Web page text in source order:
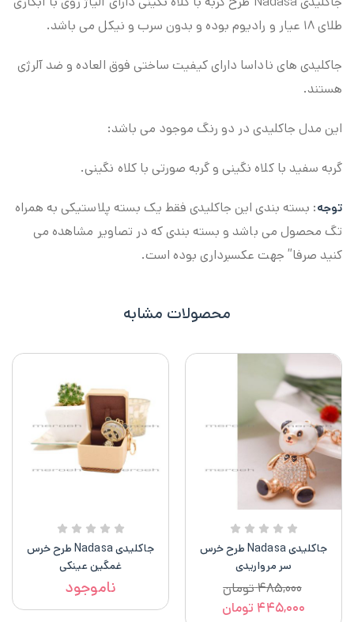
طلای ۱۸ عیار و رادیوم بوده و بدون سرب و نیکل می باشد.
جاکلیدی های ناداسا دارای کیفیت ساختی فوق العاده و ضد آلرژی
هستند.
این مدل جاکلیدی در دو رنگ موجود می باشد:
گربه سفید با کلاه نگینی و گربه صورتی با کلاه نگینی.
توجه: بسته بندی این جاکلیدی فقط یک بسته پلاستیکی به همراه
تگ محصول می باشد و بسته بندی که در تصاویر مشاهده می
کنید صرفا” جهت عکسبرداری بوده است.
محصولات مشابه
جاکلیدی Nadasa طرح خرس
سر مرواریدی
۴۸۵,۰۰۰تومان
۴۴۵,۰۰۰ تومان
جاکلیدی Nadasa طرح خرس
غمگین عینکی
ناموجود